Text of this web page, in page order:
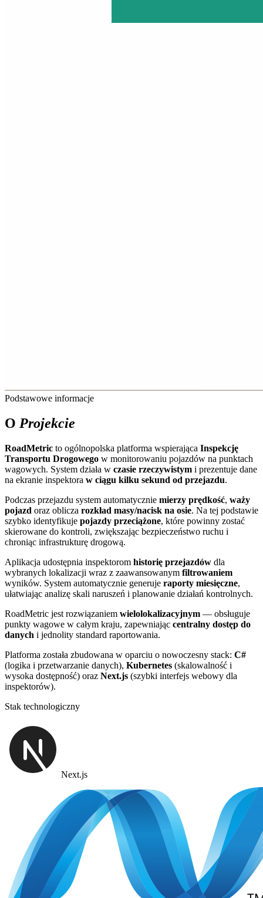
Podstawowe informacje
O Projekcie
RoadMetric to ogólnopolska platforma wspierająca Inspekcję
Transportu Drogowego w monitorowaniu pojazdów na punktach
wagowych. System działa w czasie rzeczywistym i prezentuje dane
na ekranie inspektora w ciągu kilku sekund od przejazdu.
Podczas przejazdu system automatycznie mierzy prędkość, waży
pojazd oraz oblicza rozkład masy/nacisk na osie. Na tej podstawie
szybko identyfikuje pojazdy przeciążone, które powinny zostać
skierowane do kontroli, zwiększając bezpieczeństwo ruchu i
chroniąc infrastrukturę drogową.
Aplikacja udostępnia inspektorom historię przejazdów dla
wybranych lokalizacji wraz z zaawansowanym filtrowaniem
wyników. System automatycznie generuje raporty miesięczne,
ułatwiając analizę skali naruszeń i planowanie działań kontrolnych.
RoadMetric jest rozwiązaniem wielolokalizacyjnym — obsługuje
punkty wagowe w całym kraju, zapewniając centralny dostęp do
danych i jednolity standard raportowania.
Platforma została zbudowana w oparciu o nowoczesny stack: C#
(logika i przetwarzanie danych), Kubernetes (skalowalność i
wysoka dostępność) oraz Next.js (szybki interfejs webowy dla
inspektorów).
Stak technologiczny
Next.js